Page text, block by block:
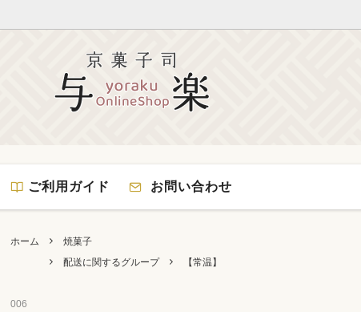
ご利用ガイド
お問い合わせ
ホーム
焼菓子
配送に関するグループ
【常温】
006